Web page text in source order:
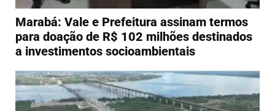
Marabá: Vale e Prefeitura assinam termos
para doação de R$ 102 milhões destinados
a investimentos socioambientais